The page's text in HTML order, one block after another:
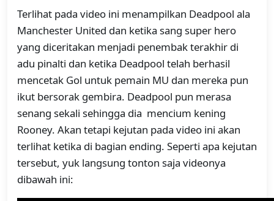
Terlihat pada video ini menampilkan Deadpool ala
Manchester United dan ketika sang super hero
yang diceritakan menjadi penembak terakhir di
adu pinalti dan ketika Deadpool telah berhasil
mencetak Gol untuk pemain MU dan mereka pun
ikut bersorak gembira. Deadpool pun merasa
senang sekali sehingga dia mencium kening
Rooney. Akan tetapi kejutan pada video ini akan
terlihat ketika di bagian ending. Seperti apa kejutan
tersebut, yuk langsung tonton saja videonya
dibawah ini: